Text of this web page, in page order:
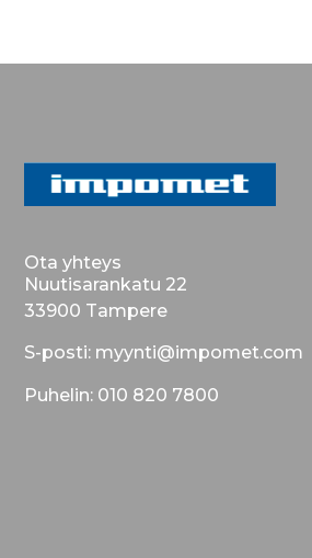
Ota yhteys
Nuutisarankatu 22
33900 Tampere
S-posti: myynti@impomet.com
Puhelin: 010 820 7800